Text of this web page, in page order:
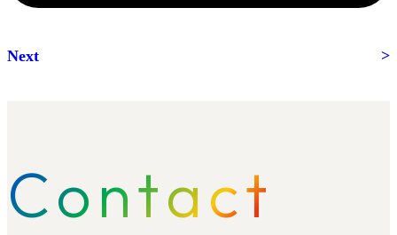
Next
Contact